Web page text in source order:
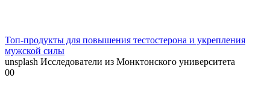
Топ-продукты для повышения тестостерона и укрепления
мужской силы
unsplash Исследователи из Монктонского университета
00